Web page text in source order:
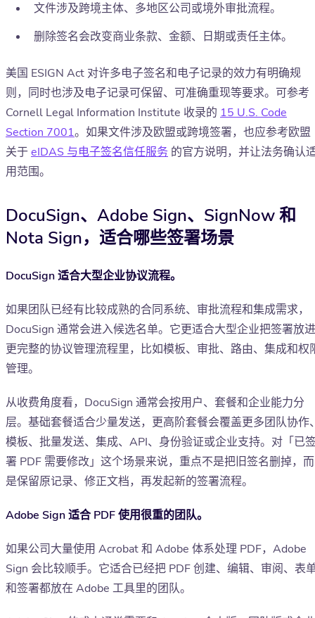
文件涉及跨境主体、多地区公司或境外审批流程。
删除签名会改变商业条款、金额、日期或责任主体。
美国 ESIGN Act 对许多电子签名和电子记录的效力有明确规
则，同时也涉及电子记录可保留、可准确重现等要求。可参考
Cornell Legal Information Institute 收录的 15 U.S. Code
Section 7001。如果文件涉及欧盟或跨境签署，也应参考欧盟
关于eIDAS 与电子签名信任服务 的官方说明，并让法务确认
用范围。
DocuSign、Adobe Sign、SignNow 和
Nota Sign，适合哪些签署场景
DocuSign 适合大型企业协议流程。
如果团队已经有比较成熟的合同系统、审批流程和集成需求，
DocuSign 通常会进入候选名单。它更适合大型企业把签署放进
更完整的协议管理流程里，比如模板、审批、路由、集成和权
管理。
从收费角度看，DocuSign 通常会按用户、套餐和企业能力分
层。基础套餐适合少量发送，更高阶套餐会覆盖更多团队协作
模板、批量发送、集成、API、身份验证或企业支持。对「已
署 PDF 需要修改」这个场景来说，重点不是把旧签名删掉，而
是保留原记录、修正文档，再发起新的签署流程。
Adobe Sign 适合 PDF 使用很重的团队。
如果公司大量使用 Acrobat 和 Adobe 体系处理 PDF，Adobe
Sign 会比较顺手。它适合已经把 PDF 创建、编辑、审阅、表
和签署都放在 Adobe 工具里的团队。